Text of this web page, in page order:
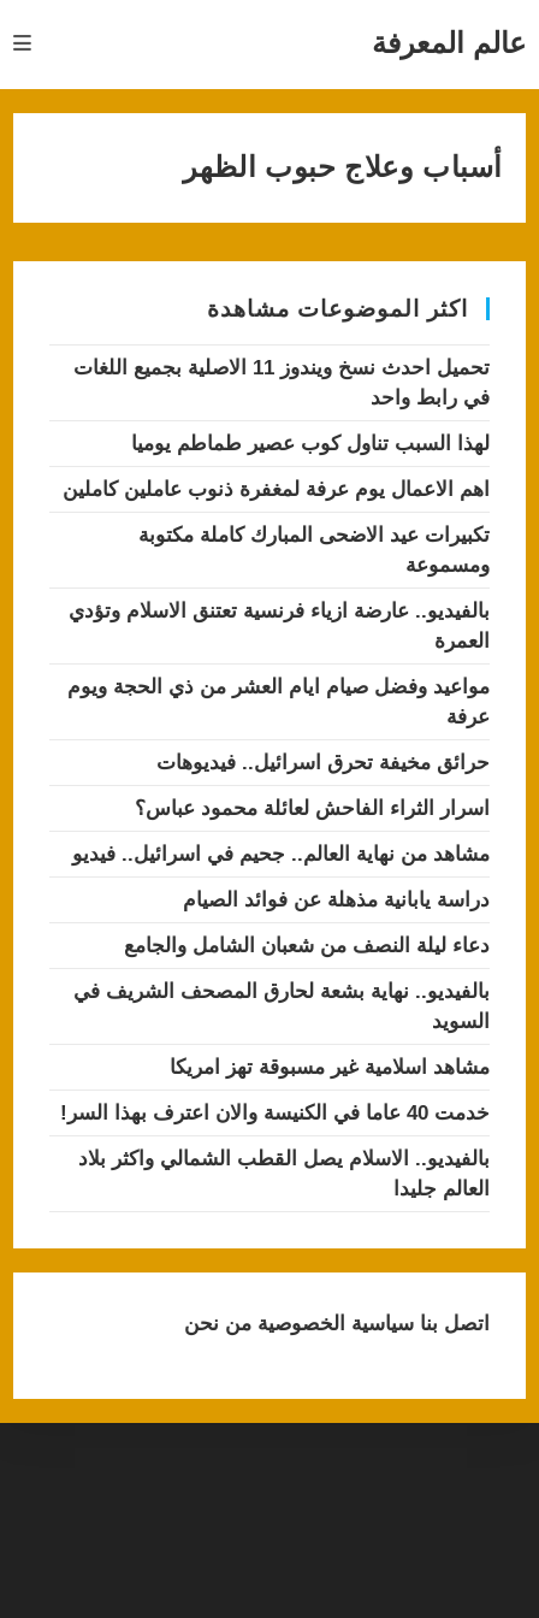
عالم المعرفة
أسباب وعلاج حبوب الظهر
اكثر الموضوعات مشاهدة
تحميل احدث نسخ ويندوز 11 الاصلية بجميع اللغات
في رابط واحد
لهذا السبب تناول كوب عصير طماطم يوميا
اهم الاعمال يوم عرفة لمغفرة ذنوب عاملين كاملين
تكبيرات عيد الاضحى المبارك كاملة مكتوبة
ومسموعة
بالفيديو.. عارضة ازياء فرنسية تعتنق الاسلام وتؤدي
العمرة
مواعيد وفضل صيام ايام العشر من ذي الحجة ويوم
عرفة
حرائق مخيفة تحرق اسرائيل.. فيديوهات
اسرار الثراء الفاحش لعائلة محمود عباس؟
مشاهد من نهاية العالم.. جحيم في اسرائيل.. فيديو
دراسة يابانية مذهلة عن فوائد الصيام
دعاء ليلة النصف من شعبان الشامل والجامع
بالفيديو.. نهاية بشعة لحارق المصحف الشريف في
السويد
مشاهد اسلامية غير مسبوقة تهز امريكا
خدمت 40 عاما في الكنيسة والان اعترف بهذا السر!
بالفيديو.. الاسلام يصل القطب الشمالي واكثر بلاد
العالم جليدا
اتصل بناسياسية الخصوصيةمن نحن